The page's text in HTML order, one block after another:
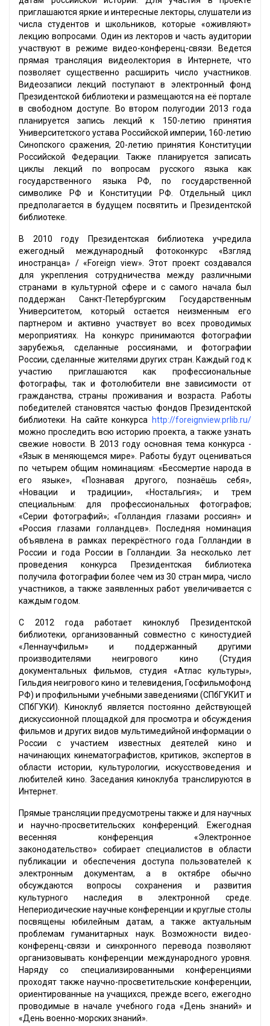
приглашаются яркие и интересные лекторы, слушатели из
числа студентов и школьников, которые «оживляют»
лекцию вопросами. Один из лекторов и часть аудитории
участвуют в режиме видео-конференц-связи. Ведется
прямая трансляция видеолектория в Интернете, что
позволяет существенно расширить число участников.
Видеозаписи лекций поступают в электронный фонд
Президентской библиотеки и размещаются на её портале
в свободном доступе. Во втором полугодии 2013 года
планируется запись лекций к 150-летию принятия
Университетского устава Российской империи, 160-летию
Синопского сражения, 20-летию принятия Конституции
Российской Федерации. Также планируется записать
циклы лекций по вопросам русского языка как
государственного языка РФ, по государственной
символике РФ и Конституции РФ. Отдельный цикл
предполагается в будущем посвятить и Президентской
библиотеке.
В 2010 году Президентская библиотека учредила
ежегодный международный фотоконкурс «Взгляд
иностранца» / «Foreign view». Этот проект создавался
для укрепления сотрудничества между различными
странами в культурной сфере и с самого начала был
поддержан Санкт-Петербургским Государственным
Университетом, который остается неизменным его
партнером и активно участвует во всех проводимых
мероприятиях. На конкурс принимаются фотографии
зарубежья, сделанные россиянами, и фотографии
России, сделанные жителями других стран. Каждый год к
участию приглашаются как профессиональные
фотографы, так и фотолюбители вне зависимости от
гражданства, страны проживания и возраста. Работы
победителей становятся частью фондов Президентской
библиотеки. На сайте конкурса http://foreignview.prlib.ru/
можно проследить всю историю проекта, а также узнать
свежие новости. В 2013 году основная тема конкурса -
«Язык в меняющемся мире». Работы будут оцениваться
по четырем общим номинациям: «Бессмертие народа в
его языке», «Познавая другого, познаёшь себя»,
«Новации и традиции», «Ностальгия»; и трем
специальным: для профессиональных фотографов;
«Серии фотографий»; «Голландия глазами россиян» и
«Россия глазами голландцев». Последняя номинация
объявлена в рамках перекрёстного года Голландии в
России и года России в Голландии. За несколько лет
проведения конкурса Президентская библиотека
получила фотографии более чем из 30 стран мира, число
участников, а также заявленных работ увеличивается с
каждым годом.
С 2012 года работает киноклуб Президентской
библиотеки, организованный совместно с киностудией
«Леннаучфильм» и поддержанный другими
производителями неигрового кино (Студия
документальных фильмов, студия «Атлас культуры»,
Гильдия неигрового кино и телевидения, Госфильмофонд
РФ) и профильными учебными заведениями (СПбГУКИТ и
СПбГУКИ). Киноклуб является постоянно действующей
дискуссионной площадкой для просмотра и обсуждения
фильмов и других видов мультимедийной информации о
России с участием известных деятелей кино и
начинающих кинематографистов, критиков, экспертов в
области истории, культурологии, искусствоведения и
любителей кино. Заседания киноклуба транслируются в
Интернет.
Прямые трансляции предусмотрены также и для научных
и научно-просветительских конференций. Ежегодная
весенняя конференция «Электронное
законодательство» собирает специалистов в области
публикации и обеспечения доступа пользователей к
электронным документам, а в октябре обычно
обсуждаются вопросы сохранения и развития
культурного наследия в электронной среде.
Непериодические научные конференции и круглые столы
посвящены юбилейным датам, а также актуальным
проблемам гуманитарных наук. Возможности видео-
конференц-связи и синхронного перевода позволяют
организовывать конференции международного уровня.
Наряду со специализированными конференциями
проходят также научно-просветительские конференции,
ориентированные на учащихся, прежде всего, ежегодно
проводимые в начале учебного года «День знаний» и
«День военно-морских знаний».